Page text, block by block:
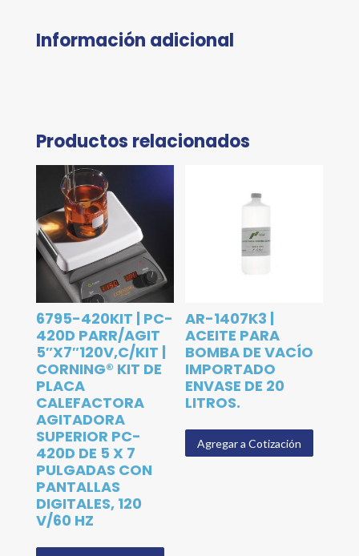
Información adicional
Productos relacionados
6795-420KIT | PC-
420D PARR/AGIT
5″X7″120V,C/KIT |
CORNING® KIT DE
PLACA
CALEFACTORA
AGITADORA
SUPERIOR PC-
420D DE 5 X 7
PULGADAS CON
PANTALLAS
DIGITALES, 120
V/60 HZ
AR-1407K3 |
ACEITE PARA
BOMBA DE VACÍO
IMPORTADO
ENVASE DE 20
LITROS.
Agregar a Cotización